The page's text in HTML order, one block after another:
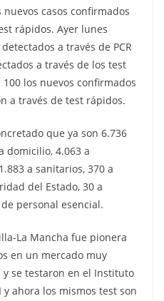
casos confirmados
rápidos. Ayer lunes
a través de PCR
a través de los test
los nuevos confirmados
a través de test rápidos.
que ya son 6.736
domicilio, 4.063 a
a sanitarios, 370 a
del Estado, 30 a
personal esencial.
La Mancha fue pionera
en un mercado muy
se testaron en el Instituto
ahora los mismos test son